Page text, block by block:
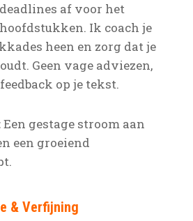
af voor het
Ik coach je
heen en zorg dat je
Geen vage adviezen,
op je tekst.
Een gestage stroom aan
een groeiend
& Verfijning